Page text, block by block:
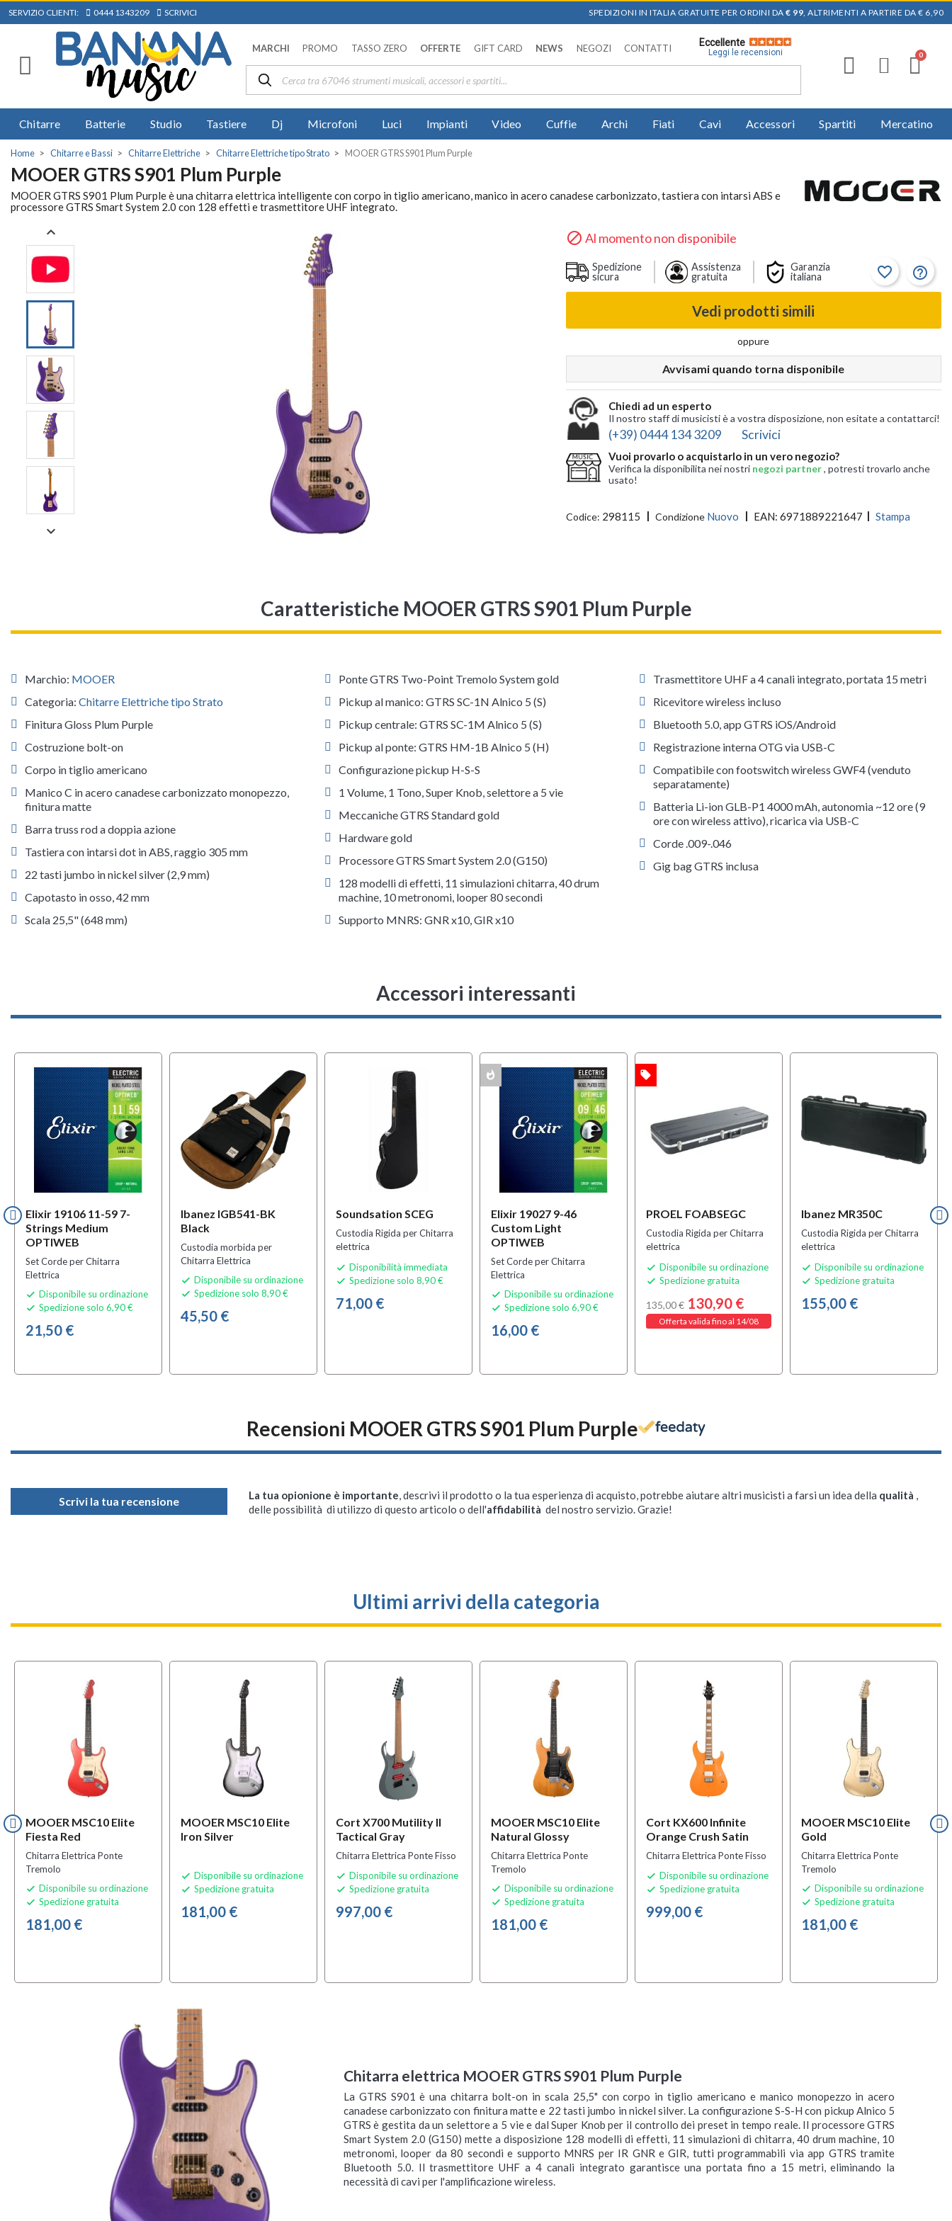
SERVIZIO CLIENTI: 0444 1343209 SCRIVICI SPEDIZIONI IN ITALIA GRATUITE PER ORDINI DA € 99, ALTRIMENTI A PARTIRE DA € 6,90
MARCHI PROMO TASSO ZERO OFFERTE GIFT CARD NEWS NEGOZI CONTATTI
Eccellente
Leggi le recensioni
Chitarre Batterie Studio Tastiere Dj Microfoni Luci Impianti Video Cuffie Archi Fiati Cavi Accessori Spartiti Mercatino
Home Chitarre e Bassi Chitarre Elettriche Chitarre Elettriche tipo Strato MOOER GTRS S901 Plum Purple
MOOER GTRS S901 Plum Purple
MOOER GTRS S901 Plum Purple è una chitarra elettrica intelligente con corpo in tiglio americano, manico in acero canadese carbonizzato, tastiera con intarsi ABS e
processore GTRS Smart System 2.0 con 128 effetti e trasmettitore UHF integrato.


 Al momento non disponibile
Spedizione
sicura
Assistenza
gratuita
Garanzia
italiana
favorite_border help_outline
Vedi prodotti simili
oppure
Avvisami quando torna disponibile
Chiedi ad un esperto
Il nostro staff di musicisti è a vostra disposizione, non esitate a contattarci!
(+39) 0444 134 3209 Scrivici
Vuoi provarlo o acquistarlo in un vero negozio?
Verifica la disponibilita nei nostri negozi partner, potresti trovarlo anche
usato!
Codice: 298115 Condizione Nuovo EAN: 6971889221647 Stampa
Caratteristiche MOOER GTRS S901 Plum Purple
Marchio: MOOER
Categoria: Chitarre Elettriche tipo Strato
Finitura Gloss Plum Purple
Costruzione bolt-on
Corpo in tiglio americano
Manico C in acero canadese carbonizzato monopezzo,
finitura matte
Barra truss rod a doppia azione
Tastiera con intarsi dot in ABS, raggio 305 mm
22 tasti jumbo in nickel silver (2,9 mm)
Capotasto in osso, 42 mm
Scala 25,5" (648 mm)
Ponte GTRS Two-Point Tremolo System gold
Pickup al manico: GTRS SC-1N Alnico 5 (S)
Pickup centrale: GTRS SC-1M Alnico 5 (S)
Pickup al ponte: GTRS HM-1B Alnico 5 (H)
Configurazione pickup H-S-S
1 Volume, 1 Tono, Super Knob, selettore a 5 vie
Meccaniche GTRS Standard gold
Hardware gold
Processore GTRS Smart System 2.0 (G150)
128 modelli di effetti, 11 simulazioni chitarra, 40 drum
machine, 10 metronomi, looper 80 secondi
Supporto MNRS: GNR x10, GIR x10
Trasmettitore UHF a 4 canali integrato, portata 15 metri
Ricevitore wireless incluso
Bluetooth 5.0, app GTRS iOS/Android
Registrazione interna OTG via USB-C
Compatibile con footswitch wireless GWF4 (venduto
separatamente)
Batteria Li-ion GLB-P1 4000 mAh, autonomia ~12 ore (9
ore con wireless attivo), ricarica via USB-C
Corde .009-.046
Gig bag GTRS inclusa
Accessori interessanti
Elixir 19106 11-59 7-
Strings Medium
OPTIWEB
Set Corde per Chitarra
Elettrica
 Disponibile su ordinazione
 Spedizione solo 6,90 €
21,50 €
Ibanez IGB541-BK
Black
Custodia morbida per
Chitarra Elettrica
 Disponibile su ordinazione
 Spedizione solo 8,90 €
45,50 €
Soundsation SCEG
Custodia Rigida per Chitarra
elettrica
 Disponibilità immediata
 Spedizione solo 8,90 €
71,00 €
Elixir 19027 9-46
Custom Light
OPTIWEB
Set Corde per Chitarra
Elettrica
 Disponibile su ordinazione
 Spedizione solo 6,90 €
16,00 €
whatshot
PROEL FOABSEGC
Custodia Rigida per Chitarra
elettrica
 Disponibile su ordinazione
 Spedizione gratuita
135,00 € 130,90 €
Offerta valida fino al 14/08
OFFERTA local_offer
Ibanez MR350C
Custodia Rigida per Chitarra
elettrica
 Disponibile su ordinazione
 Spedizione gratuita
155,00 €
Recensioni MOOER GTRS S901 Plum Purple
Scrivi la tua recensione La tua opionione è importante, descrivi il prodotto o la tua esperienza di acquisto, potrebbe aiutare altri musicisti a farsi un idea della qualità ,
delle possibilità di utilizzo di questo articolo o dell'affidabilità del nostro servizio. Grazie!
Ultimi arrivi della categoria
MOOER MSC10 Elite
Fiesta Red
Chitarra Elettrica Ponte
Tremolo
 Disponibile su ordinazione
 Spedizione gratuita
181,00 €
MOOER MSC10 Elite
Iron Silver
 Disponibile su ordinazione
 Spedizione gratuita
181,00 €
Cort X700 Mutility II
Tactical Gray
Chitarra Elettrica Ponte Fisso
 Disponibile su ordinazione
 Spedizione gratuita
997,00 €
MOOER MSC10 Elite
Natural Glossy
Chitarra Elettrica Ponte
Tremolo
 Disponibile su ordinazione
 Spedizione gratuita
181,00 €
Cort KX600 Infinite
Orange Crush Satin
Chitarra Elettrica Ponte Fisso
 Disponibile su ordinazione
 Spedizione gratuita
999,00 €
MOOER MSC10 Elite
Gold
Chitarra Elettrica Ponte
Tremolo
 Disponibile su ordinazione
 Spedizione gratuita
181,00 €
Chitarra elettrica MOOER GTRS S901 Plum Purple
La GTRS S901 è una chitarra bolt-on in scala 25,5" con corpo in tiglio americano e manico monopezzo in acero
canadese carbonizzato con finitura matte e 22 tasti jumbo in nickel silver. La configurazione S-S-H con pickup Alnico 5
GTRS è gestita da un selettore a 5 vie e dal Super Knob per il controllo dei preset in tempo reale. Il processore GTRS
Smart System 2.0 (G150) mette a disposizione 128 modelli di effetti, 11 simulazioni di chitarra, 40 drum machine, 10
metronomi, looper da 80 secondi e supporto MNRS per IR GNR e GIR, tutti programmabili via app GTRS tramite
Bluetooth 5.0. Il trasmettitore UHF a 4 canali integrato garantisce una portata fino a 15 metri, eliminando la
necessità di cavi per l'amplificazione wireless.